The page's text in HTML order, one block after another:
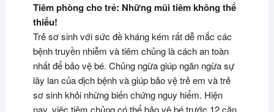
Tiêm phòng cho trẻ: Những mũi tiêm không thể
thiếu!
Trẻ sơ sinh với sức đề kháng kém rất dễ mắc các
bệnh truyền nhiễm và tiêm chủng là cách an toàn
nhất để bảo vệ bé. Chủng ngừa giúp ngăn ngừa sự
lây lan của dịch bệnh và giúp bảo vệ trẻ em và trẻ
sơ sinh khỏi những biến chứng nguy hiểm. Hiện
nay, việc tiêm chủng có thể bảo vệ bé trước 12 căn